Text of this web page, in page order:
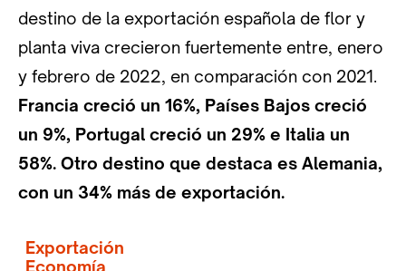
destino de la exportación española de flor y
planta viva crecieron fuertemente entre, enero
y febrero de 2022, en comparación con 2021.
Francia creció un 16%, Países Bajos creció
un 9%, Portugal creció un 29% e Italia un
58%. Otro destino que destaca es Alemania,
con un 34% más de exportación.
Exportación
Economía